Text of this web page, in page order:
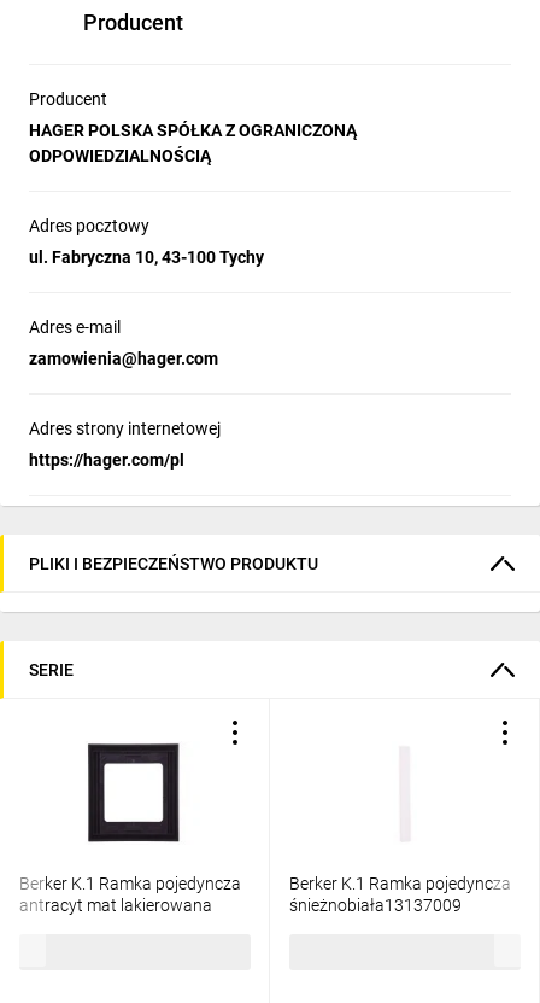
Producent
Producent
HAGER POLSKA SPÓŁKA Z OGRANICZONĄ
ODPOWIEDZIALNOŚCIĄ
Adres pocztowy
ul. Fabryczna 10, 43-100 Tychy
Adres e-mail
zamowienia@hager.com
Adres strony internetowej
https://hager.com/pl
PLIKI I BEZPIECZEŃSTWO PRODUKTU
SERIE
Berker K.1 Ramka pojedyncza
antracyt mat lakierowana
Berker K.1 Ramka pojedyncza
śnieżnobiała13137009